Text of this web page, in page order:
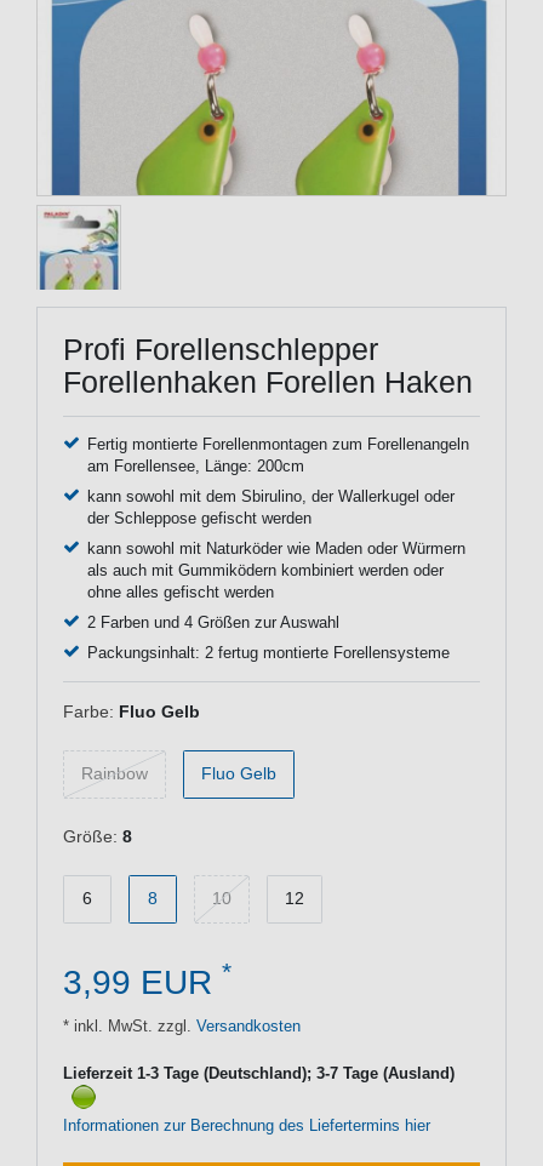
Profi Forellenschlepper
Forellenhaken Forellen Haken
Fertig montierte Forellenmontagen zum Forellenangeln
am Forellensee, Länge: 200cm
kann sowohl mit dem Sbirulino, der Wallerkugel oder
der Schleppose gefischt werden
kann sowohl mit Naturköder wie Maden oder Würmern
als auch mit Gummiködern kombiniert werden oder
ohne alles gefischt werden
2 Farben und 4 Größen zur Auswahl
Packungsinhalt: 2 fertug montierte Forellensysteme
Farbe: Fluo Gelb
Rainbow Fluo Gelb
Größe: 8
6 8 10 12
3,99 EUR *
* inkl. MwSt. zzgl. Versandkosten
Lieferzeit 1-3 Tage (Deutschland); 3-7 Tage (Ausland)
Informationen zur Berechnung des Liefertermins hier